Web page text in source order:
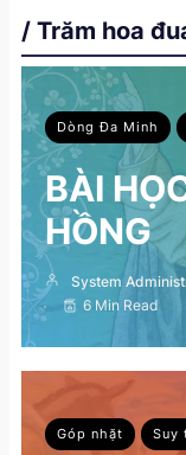
/ Trăm hoa
Dòng Đa Minh
BÀI
HỒNG
System
6 Min Read
Góp nhặt Suy